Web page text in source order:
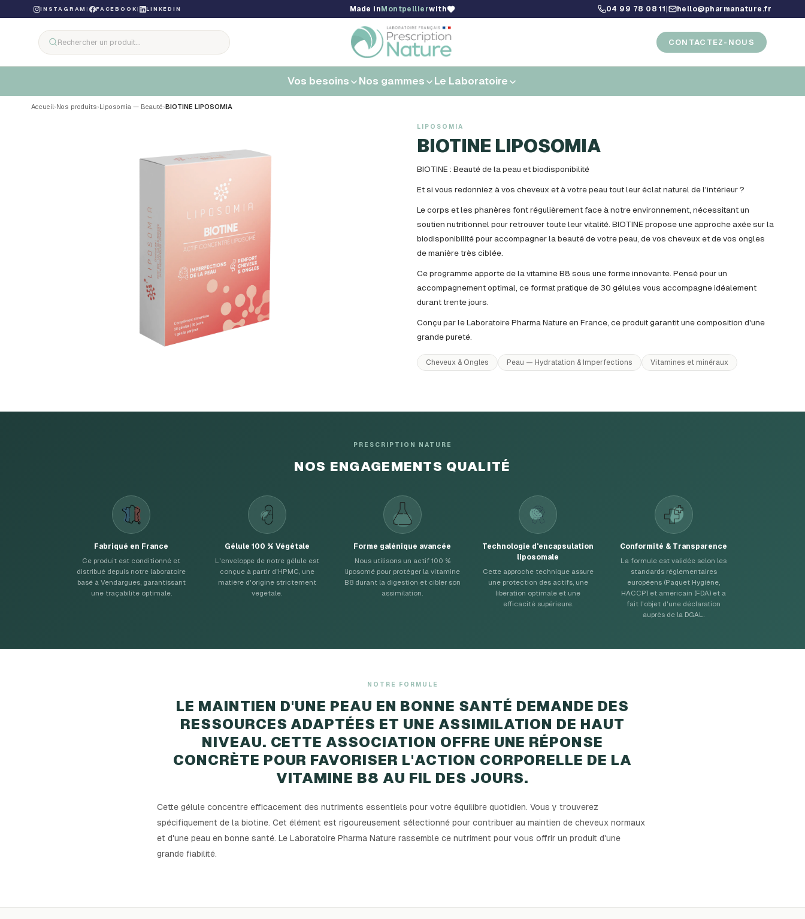
INSTAGRAM | FACEBOOK | LINKEDIN Made in Montpellierwith 04 99 78 08 11 hello@pharmanature.fr
CONTACTEZ-NOUS
Vos besoins Nos gammes Le Laboratoire
Accueil›Nos produits›Liposomia — Beauté›BIOTINE LIPOSOMIA
LIPOSOMIA
BIOTINE LIPOSOMIA
BIOTINE : Beauté de la peau et biodisponibilité
Et si vous redonniez à vos cheveux et à votre peau tout leur éclat naturel de l'intérieur ?
Le corps et les phanères font régulièrement face à notre environnement, nécessitant un
soutien nutritionnel pour retrouver toute leur vitalité. BIOTINE propose une approche axée sur la
biodisponibilité pour accompagner la beauté de votre peau, de vos cheveux et de vos ongles
de manière très ciblée.
Ce programme apporte de la vitamine B8 sous une forme innovante. Pensé pour un
accompagnement optimal, ce format pratique de 30 gélules vous accompagne idéalement
durant trente jours.
Conçu par le Laboratoire Pharma Nature en France, ce produit garantit une composition d'une
grande pureté.
Cheveux & Ongles Peau — Hydratation & Imperfections Vitamines et minéraux
PRESCRIPTION NATURE
NOS ENGAGEMENTS QUALITÉ
Fabriqué en France
Ce produit est conditionné et
distribué depuis notre laboratoire
basé à Vendargues, garantissant
une traçabilité optimale.
Gélule 100 % Végétale
L'enveloppe de notre gélule est
conçue à partir d'HPMC, une
matière d'origine strictement
végétale.
Forme galénique avancée
Nous utilisons un actif 100 %
liposomé pour protéger la vitamine
B8 durant la digestion et cibler son
assimilation.
Technologie d'encapsulation
liposomale
Cette approche technique assure
une protection des actifs, une
libération optimale et une
efficacité supérieure.
Conformité & Transparence
La formule est validée selon les
standards réglementaires
européens (Paquet Hygiène,
HACCP) et américain (FDA) et a
fait l'objet d'une déclaration
auprès de la DGAL.
NOTRE FORMULE
LE MAINTIEN D'UNE PEAU EN BONNE SANTÉ DEMANDE DES
RESSOURCES ADAPTÉES ET UNE ASSIMILATION DE HAUT
NIVEAU. CETTE ASSOCIATION OFFRE UNE RÉPONSE
CONCRÈTE POUR FAVORISER L'ACTION CORPORELLE DE LA
VITAMINE B8 AU FIL DES JOURS.
Cette gélule concentre efficacement des nutriments essentiels pour votre équilibre quotidien. Vous y trouverez
spécifiquement de la biotine. Cet élément est rigoureusement sélectionné pour contribuer au maintien de cheveux normaux
et d'une peau en bonne santé. Le Laboratoire Pharma Nature rassemble ce nutriment pour vous offrir un produit d'une
grande fiabilité.